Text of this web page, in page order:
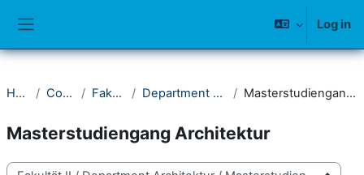
Log in
Home Courses Fakultät II Department Architektur Masterstudiengang Architektur
Masterstudiengang Architektur